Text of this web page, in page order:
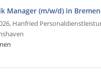
Manager (m/w/d) in Bremen
Hanfried